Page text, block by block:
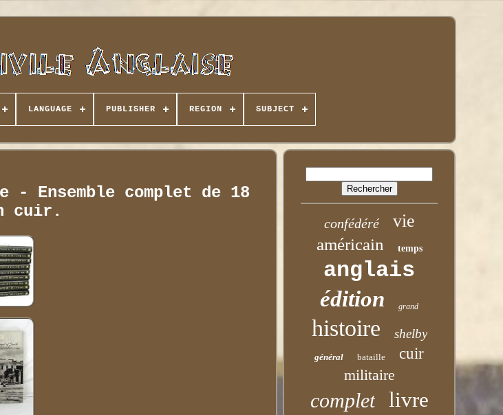
LANGUAGE PUBLISHER REGION SUBJECT
Ensemble complet de 18
cuir.
confédéré vie
américain temps
anglais
édition grand
histoire shelby
général bataille
cuir
militaire
complet livre